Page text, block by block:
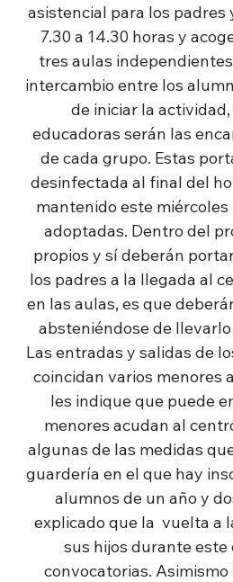
asistencial para los padres
7.30 a 14.30 horas y
tres aulas
intercambio entre los
de iniciar la
educadoras serán las
de cada grupo. Estas
desinfectada al final del
mantenido este
adoptadas. Dentro del
propios y sí deberán
los padres a la llegada al
en las aulas, es que
absteniéndose de
Las entradas y salidas de
coincidan varios menores
les indique que puede
menores acudan al
algunas de las medidas
guardería en el que hay
alumnos de un año y
explicado que la  vuelta a
sus hijos durante
convocatorias.